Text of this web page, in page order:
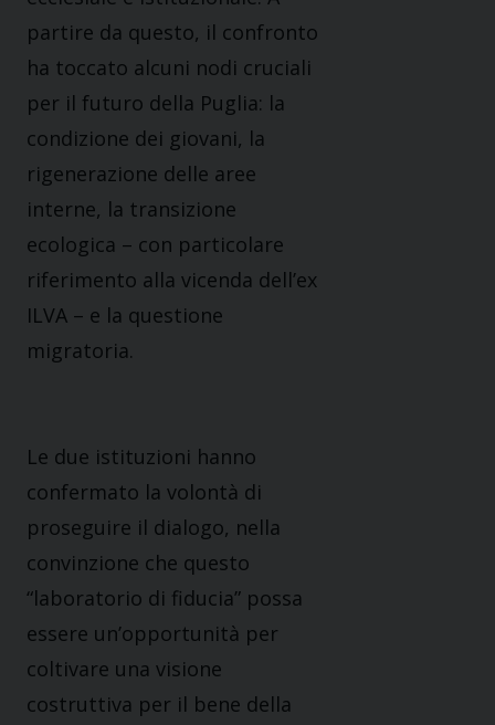
partire da questo, il confronto
ha toccato alcuni nodi cruciali
per il futuro della Puglia: la
condizione dei giovani, la
rigenerazione delle aree
interne, la transizione
ecologica – con particolare
riferimento alla vicenda dell’ex
ILVA – e la questione
migratoria.
Le due istituzioni hanno
confermato la volontà di
proseguire il dialogo, nella
convinzione che questo
“laboratorio di fiducia” possa
essere un’opportunità per
coltivare una visione
costruttiva per il bene della